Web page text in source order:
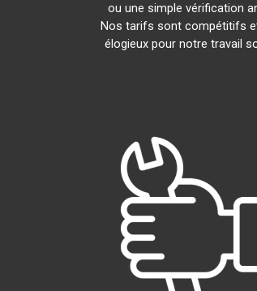
ou une simple vérification
Nos tarifs sont compétitifs
élogieux pour notre travail